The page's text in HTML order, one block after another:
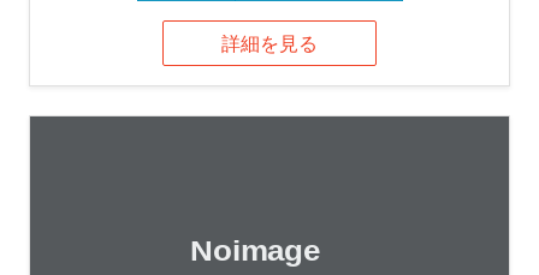
詳細を見る